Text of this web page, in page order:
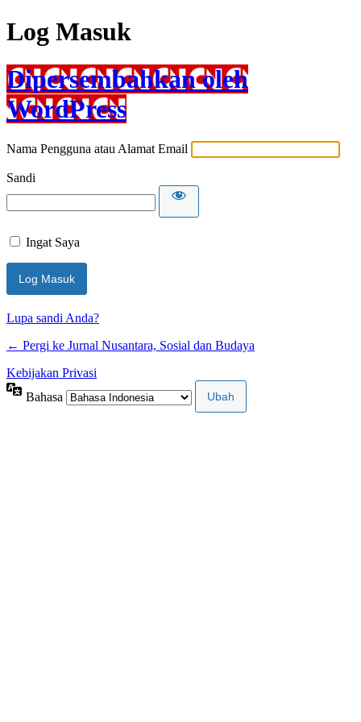
Log Masuk
Dipersembahkan oleh
WordPress
Nama Pengguna atau Alamat Email
Sandi
Ingat Saya
Lupa sandi Anda?
← Pergi ke Jurnal Nusantara, Sosial dan Budaya
Kebijakan Privasi
Bahasa